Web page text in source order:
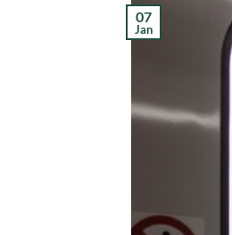
07
Jan